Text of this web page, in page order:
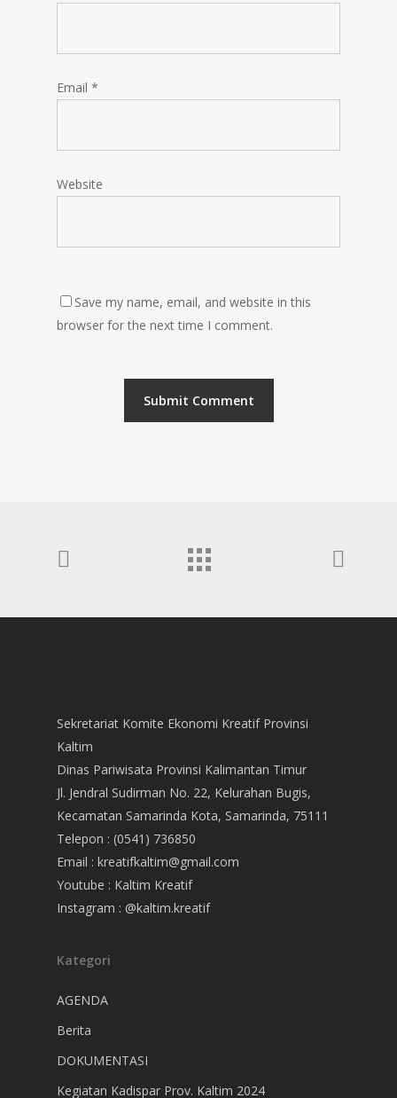
Email *
Website
Save my name, email, and website in this
browser for the next time I comment.
Sekretariat Komite Ekonomi Kreatif Provinsi
Kaltim
Dinas Pariwisata Provinsi Kalimantan Timur
Jl. Jendral Sudirman No. 22, Kelurahan Bugis,
Kecamatan Samarinda Kota, Samarinda, 75111
Telepon : (0541) 736850
Email : kreatifkaltim@gmail.com
Youtube : Kaltim Kreatif
Instagram : @kaltim.kreatif
Kategori
AGENDA
Berita
DOKUMENTASI
Kegiatan Kadispar Prov. Kaltim 2024